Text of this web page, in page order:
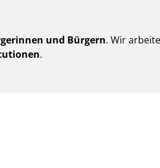
und Bürgern. Wir
.